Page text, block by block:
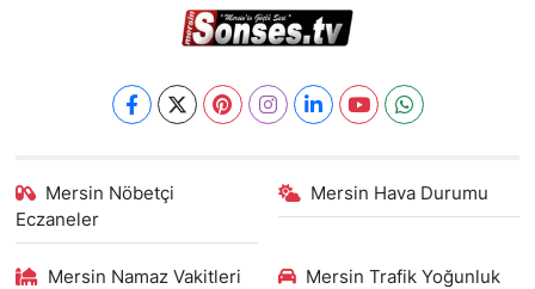
Mersin Nöbetçi
Eczaneler
Mersin Hava Durumu
Mersin Namaz Vakitleri
Mersin Trafik Yoğunluk